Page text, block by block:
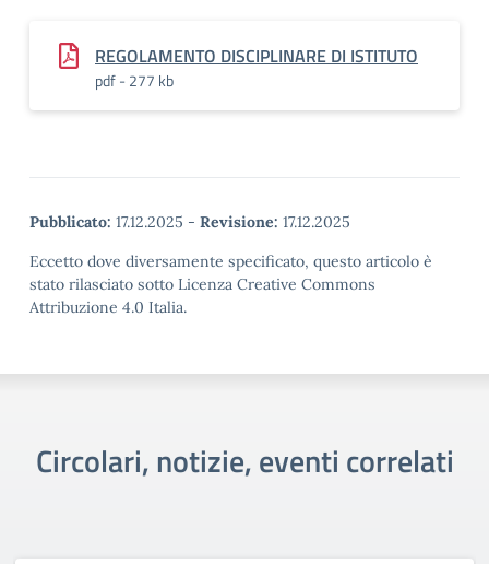
REGOLAMENTO DISCIPLINARE DI ISTITUTO
pdf - 277 kb
Pubblicato: 17.12.2025 - Revisione: 17.12.2025
Eccetto dove diversamente specificato, questo articolo è
stato rilasciato sotto Licenza Creative Commons
Attribuzione 4.0 Italia.
Circolari, notizie, eventi correlati